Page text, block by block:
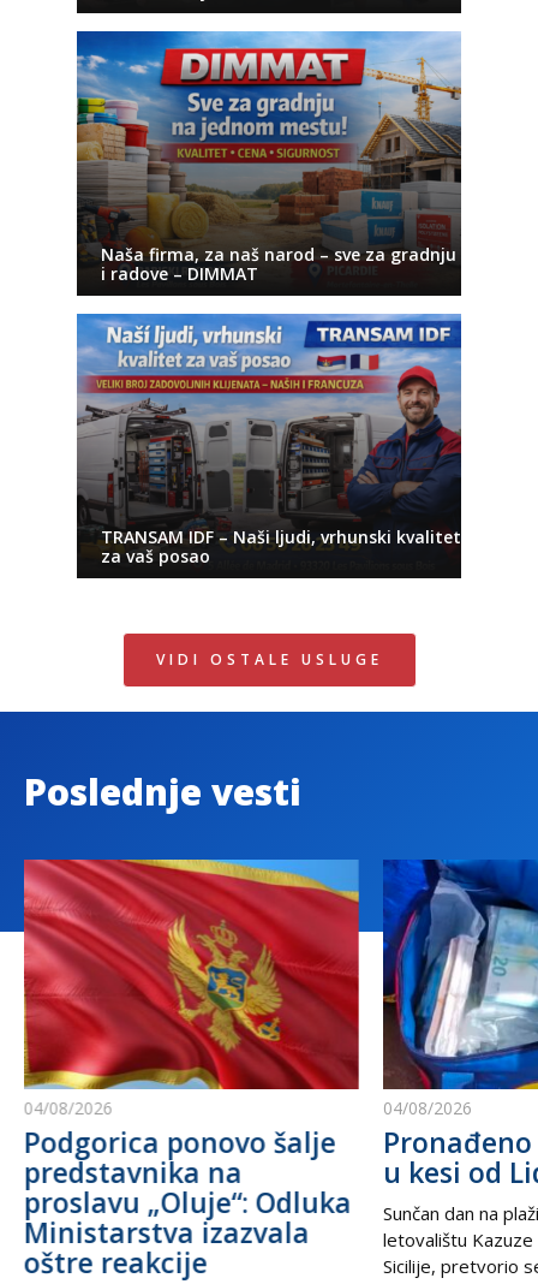
Naša firma, za naš narod – sve za gradnju
i radove – DIMMAT
TRANSAM IDF – Naši ljudi, vrhunski kvalitet
za vaš posao
VIDI OSTALE USLUGE
Poslednje vesti
04/08/2026
Podgorica ponovo šalje
predstavnika na
proslavu „Oluje“: Odluka
Ministarstva izazvala
oštre reakcije
04/08/2026
Pronađeno
u kesi od
Sunčan dan na
letovalištu Kazuze
Sicilije, pretvorio